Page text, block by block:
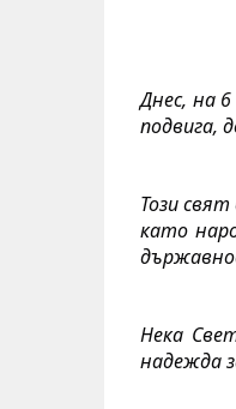
Днес, на
подвига,
Този
като
Нека
надежда